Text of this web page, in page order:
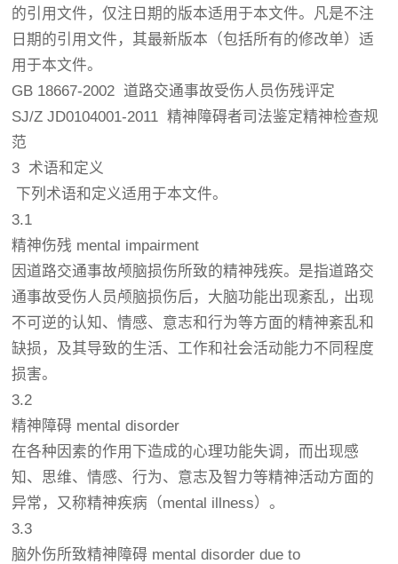
的引用文件，仅注日期的版本适用于本文件。凡是不注
日期的引用文件，其最新版本（包括所有的修改单）适
用于本文件。
GB 18667-2002 道路交通事故受伤人员伤残评定
SJ/Z JD0104001-2011 精神障碍者司法鉴定精神检查规
范
3 术语和定义
下列术语和定义适用于本文件。
3.1
精神伤残 mental impairment
因道路交通事故颅脑损伤所致的精神残疾。是指道路交
通事故受伤人员颅脑损伤后，大脑功能出现紊乱，出现
不可逆的认知、情感、意志和行为等方面的精神紊乱和
缺损，及其导致的生活、工作和社会活动能力不同程度
损害。
3.2
精神障碍 mental disorder
在各种因素的作用下造成的心理功能失调，而出现感
知、思维、情感、行为、意志及智力等精神活动方面的
异常，又称精神疾病（mental illness）。
3.3
脑外伤所致精神障碍 mental disorder due to